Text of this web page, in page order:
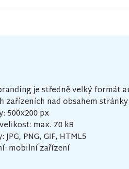
je středně velký formát
zařízeních nad obsahem
500x200 px
max. 70 kB
PNG, GIF, HTML5
mobilní zařízení